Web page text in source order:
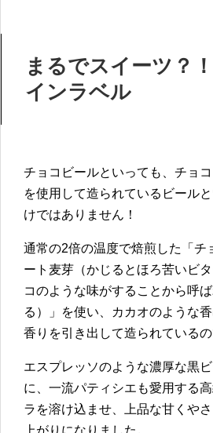
まるでスイーツ？
インラベル
チョコビールといっても、チョコ
を使用して造られているビール
けではありません！
通常の2倍の温度で焙煎した「チ
ート麦芽（かじるとほろ苦いビ
コのような味がすることから呼
る）」を使い、カカオのような
香りを引き出して造られているの
エスプレッソのような濃厚な黒
に、一流パティシエも愛用する
ラを溶け込ませ、上品な甘くや
上がりになりました。